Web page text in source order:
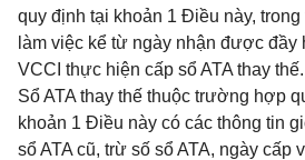
quy định tại khoản 1 Điều này,
làm việc kể từ ngày nhận được đầy
VCCI thực hiện cấp sổ ATA thay thế.
Sổ ATA thay thế thuộc trường hợp
khoản 1 Điều này có các thông tin
sổ ATA cũ, trừ số sổ ATA, ngày cấp